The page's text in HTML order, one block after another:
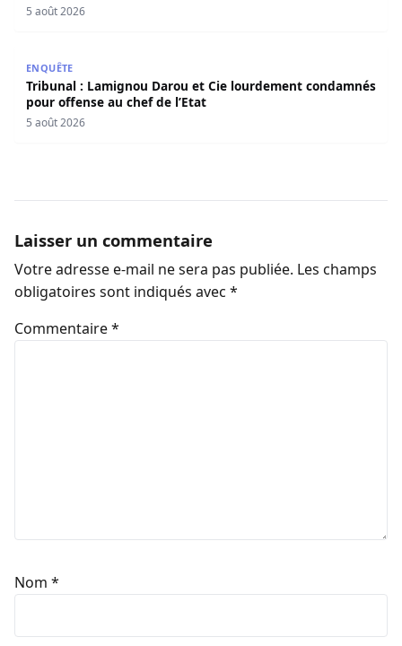
5 août 2026
ENQUÊTE
Tribunal : Lamignou Darou et Cie lourdement condamnés
pour offense au chef de l’Etat
5 août 2026
Laisser un commentaire
Votre adresse e-mail ne sera pas publiée. Les champs
obligatoires sont indiqués avec *
Commentaire*
Nom *